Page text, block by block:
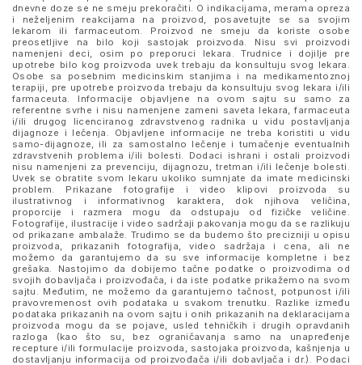
dnevne doze se ne smeju prekoračiti. O indikacijama, merama opreza
i neželjenim reakcijama na proizvod, posavetujte se sa svojim
lekarom ili farmaceutom. Proizvod ne smeju da koriste osobe
preosetljive na bilo koji sastojak proizvoda. Nisu svi proizvodi
namenjeni deci, osim po preporuci lekara. Trudnice i dojilje pre
upotrebe bilo kog proizvoda uvek trebaju da konsultuju svog lekara.
Osobe sa posebnim medicinskim stanjima i na medikamentoznoj
terapiji, pre upotrebe proizvoda trebaju da konsultuju svog lekara i/ili
farmaceuta. Informacije objavljene na ovom sajtu su samo za
referentne svrhe i nisu namenjene zameni saveta lekara, farmaceuta
i/ili drugog licenciranog zdravstvenog radnika u vidu postavljanja
dijagnoze i lečenja. Objavljene informacije ne treba koristiti u vidu
samo-dijagnoze, ili za samostalno lečenje i tumačenje eventualnih
zdravstvenih problema i/ili bolesti. Dodaci ishrani i ostali proizvodi
nisu namenjeni za prevenciju, dijagnozu, tretman i/ili lečenje bolesti.
Uvek se obratite svom lekaru ukoliko sumnjate da imate medicinski
problem. Prikazane fotografije i video klipovi proizvoda su
ilustrativnog i informativnog karaktera, dok njihova veličina,
proporcije i razmera mogu da odstupaju od fizičke veličine.
Fotografije, ilustracije i video sadržaji pakovanja mogu da se razlikuju
od prikazane ambalaže. Trudimo se da budemo što precizniji u opisu
proizvoda, prikazanih fotografija, video sadržaja i cena, ali ne
možemo da garantujemo da su sve informacije kompletne i bez
grešaka. Nastojimo da dobijemo tačne podatke o proizvodima od
svojih dobavljača i proizvođača, i da iste podatke prikažemo na svom
sajtu. Međutim, ne možemo da garantujemo tačnost, potpunost i/ili
pravovremenost ovih podataka u svakom trenutku. Razlike između
podataka prikazanih na ovom sajtu i onih prikazanih na deklaracijama
proizvoda mogu da se pojave, usled tehničkih i drugih opravdanih
razloga (kao što su, bez ograničavanja samo na unapređenje
recepture i/ili formulacije proizvoda, sastojaka proizvoda, kašnjenja u
dostavljanju informacija od proizvođača i/ili dobavljača i dr.). Podaci